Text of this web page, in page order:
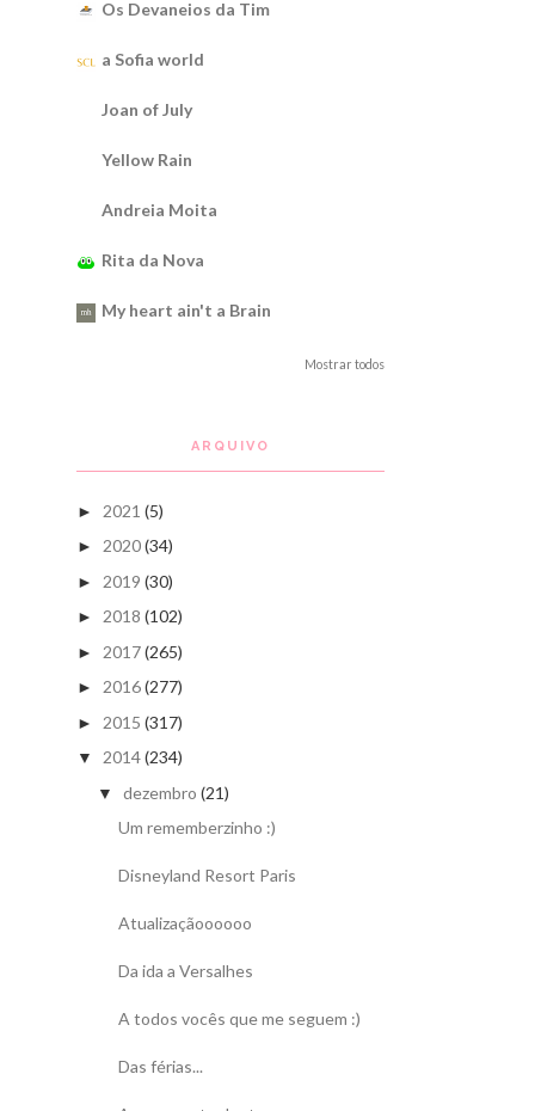
Os Devaneios da Tim
a Sofia world
Joan of July
Yellow Rain
Andreia Moita
Rita da Nova
My heart ain't a Brain
Mostrar todos
ARQUIVO
► 2021 (5)
► 2020(34)
► 2019 (30)
► 2018 (102)
► 2017(265)
► 2016(277)
► 2015 (317)
▼ 2014(234)
▼ dezembro (21)
Um rememberzinho :)
Disneyland Resort Paris
Atualizaçãoooooo
Da ida a Versalhes
A todos vocês que me seguem :)
Das férias...